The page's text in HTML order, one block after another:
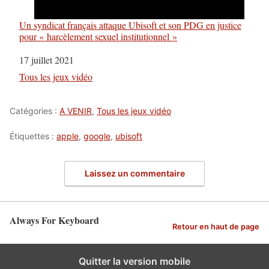
Un syndicat français attaque Ubisoft et son PDG en justice
pour « harcèlement sexuel institutionnel »
Date
17 juillet 2021
Par rapport à
Tous les jeux vidéo
Catégories : A VENIR, Tous les jeux vidéo
Étiquettes : apple, google, ubisoft
Laissez un commentaire
Always For Keyboard Retour en haut de page
Quitter la version mobile